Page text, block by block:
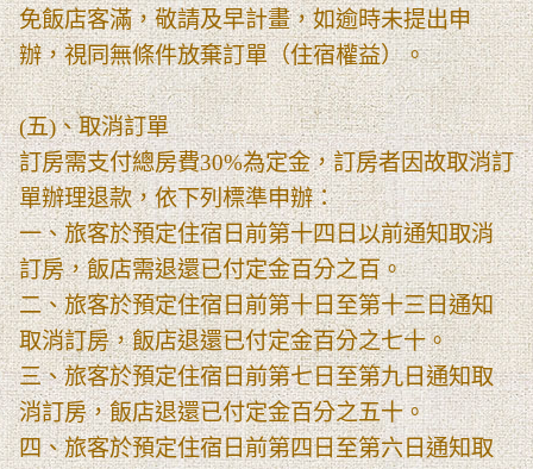
免飯店客滿，敬請及早計畫，如逾時未提出申
辦，視同無條件放棄訂單（住宿權益）。
(五)、取消訂單
訂房需支付總房費30%為定金，訂房者因故取消訂
單辦理退款，依下列標準申辦：
一、旅客於預定住宿日前第十四日以前通知取消
訂房，飯店需退還已付定金百分之百。
二、旅客於預定住宿日前第十日至第十三日通知
取消訂房，飯店退還已付定金百分之七十。
三、旅客於預定住宿日前第七日至第九日通知取
消訂房，飯店退還已付定金百分之五十。
四、旅客於預定住宿日前第四日至第六日通知取